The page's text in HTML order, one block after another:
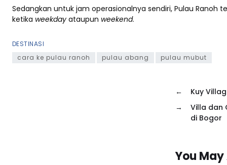
Sedangkan untuk jam operasionalnya sendiri, Pulau
ketika weekday ataupun weekend.
DESTINASI
cara ke pulau ranoh
pulau abang pulau mubut
←
Kuy
→
Villa dan
di Bogor
You May